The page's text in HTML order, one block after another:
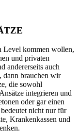
Level kommen wollen,
und privaten
andererseits auch
dann brauchen wir
die sowohl
integrieren und
oder gar einen
nicht nur für
Krankenkassen und